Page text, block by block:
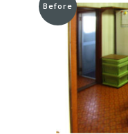
Before